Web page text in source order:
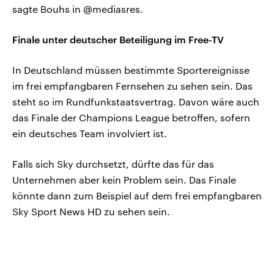
sagte Bouhs in @mediasres.
Finale unter deutscher Beteiligung im Free-TV
In Deutschland müssen bestimmte Sportereignisse
im frei empfangbaren Fernsehen zu sehen sein. Das
steht so im Rundfunkstaatsvertrag. Davon wäre auch
das Finale der Champions League betroffen, sofern
ein deutsches Team involviert ist.
Falls sich Sky durchsetzt, dürfte das für das
Unternehmen aber kein Problem sein. Das Finale
könnte dann zum Beispiel auf dem frei empfangbaren
Sky Sport News HD zu sehen sein.